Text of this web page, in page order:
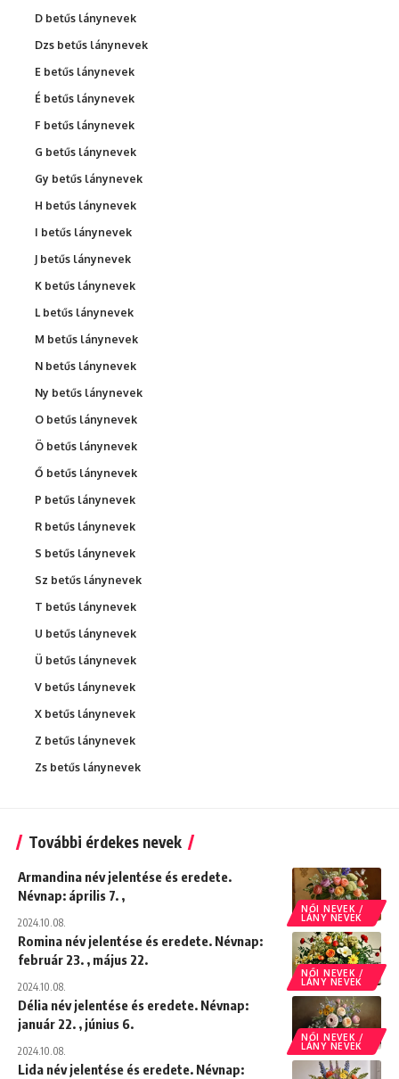
D betűs lánynevek
Dzs betűs lánynevek
E betűs lánynevek
É betűs lánynevek
F betűs lánynevek
G betűs lánynevek
Gy betűs lánynevek
H betűs lánynevek
I betűs lánynevek
J betűs lánynevek
K betűs lánynevek
L betűs lánynevek
M betűs lánynevek
N betűs lánynevek
Ny betűs lánynevek
O betűs lánynevek
Ö betűs lánynevek
Ő betűs lánynevek
P betűs lánynevek
R betűs lánynevek
S betűs lánynevek
Sz betűs lánynevek
T betűs lánynevek
U betűs lánynevek
Ü betűs lánynevek
V betűs lánynevek
X betűs lánynevek
Z betűs lánynevek
Zs betűs lánynevek
További érdekes nevek
NŐI NEVEK /
LÁNY NEVEK
Armandina név jelentése és eredete.
Névnap: április 7. ,
2024.10.08.
NŐI NEVEK /
LÁNY NEVEK
Romina név jelentése és eredete. Névnap:
február 23. , május 22.
2024.10.08.
NŐI NEVEK /
LÁNY NEVEK
Délia név jelentése és eredete. Névnap:
január 22. , június 6.
2024.10.08.
Lida név jelentése és eredete. Névnap: